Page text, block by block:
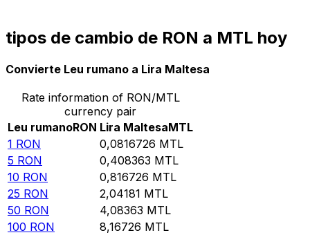
tipos de cambio de RON a MTL hoy
Convierte Leu rumano a Lira Maltesa
Rate information of RON/MTL
currency pair
Leu rumanoRON Lira MaltesaMTL
1 RON 0,0816726 MTL
5 RON 0,408363 MTL
10 RON 0,816726 MTL
25 RON 2,04181 MTL
50 RON 4,08363 MTL
100 RON 8,16726 MTL